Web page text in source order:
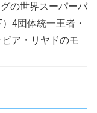
の世界スーパーバ
4団体統一王者・
ア・リヤドのモ